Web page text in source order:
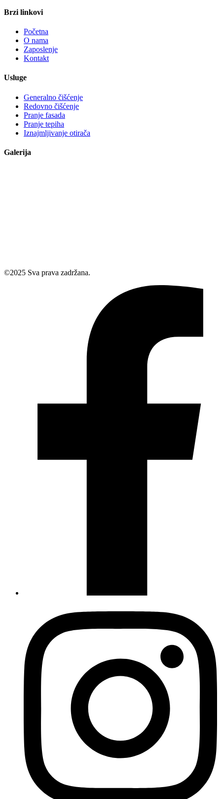
Brzi linkovi
Početna
O nama
Zaposlenje
Kontakt
Usluge
Generalno čišćenje
Redovno čišćenje
Pranje fasada
Pranje tepiha
Iznajmljivanje otirača
Galerija
©2025 Sva prava zadržana.